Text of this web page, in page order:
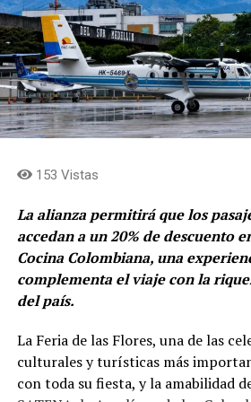
153 Vistas
La alianza permitirá que los
accedan a un 20% de descuento
Cocina Colombiana, una
complementa el viaje con la
del país.
La Feria de las Flores, una de las
culturales y turísticas más
con toda su fiesta, y la amabilidad